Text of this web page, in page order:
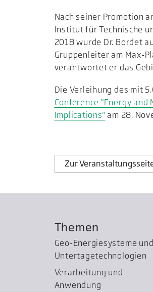
Nach seiner Promotion
Institut für Technische
2018 wurde Dr. Bordet
Gruppenleiter am Max-
verantwortet er das
Die Verleihung des mit
Conference "Energy
Implications" am 28.
Zur
Themen
Geo-Energiesysteme und
Untertage­technologien
Verarbeitung und
Anwendung